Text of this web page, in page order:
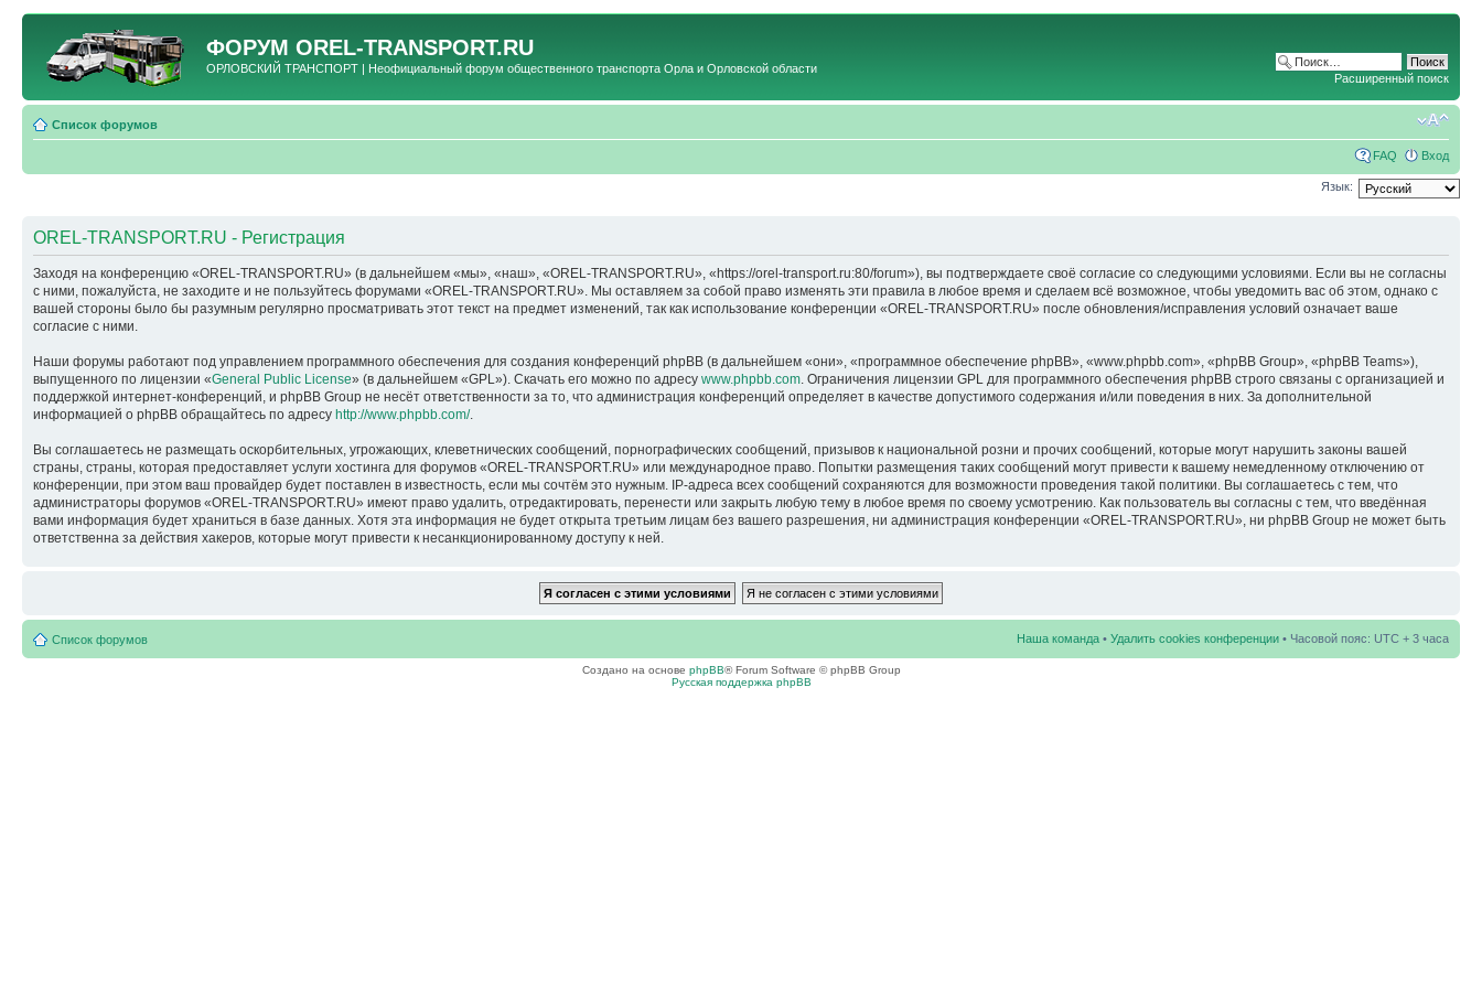
ФОРУМ OREL-TRANSPORT.RU
ОРЛОВСКИЙ ТРАНСПОРТ | Неофициальный форум общественного транспорта Орла и Орловской области
Расширенный поиск
Список форумов
FAQ Вход
Язык:
OREL-TRANSPORT.RU - Регистрация
Заходя на конференцию «OREL-TRANSPORT.RU» (в дальнейшем «мы», «наш», «OREL-TRANSPORT.RU», «https://orel-transport.ru:80/forum»), вы подтверждаете своё согласие со следующими условиями. Если вы не согласны
с ними, пожалуйста, не заходите и не пользуйтесь форумами «OREL-TRANSPORT.RU». Мы оставляем за собой право изменять эти правила в любое время и сделаем всё возможное, чтобы уведомить вас об этом, однако с
вашей стороны было бы разумным регулярно просматривать этот текст на предмет изменений, так как использование конференции «OREL-TRANSPORT.RU» после обновления/исправления условий означает ваше
согласие с ними.
Наши форумы работают под управлением программного обеспечения для создания конференций phpBB (в дальнейшем «они», «программное обеспечение phpBB», «www.phpbb.com», «phpBB Group», «phpBB Teams»),
выпущенного по лицензии «General Public License» (в дальнейшем «GPL»). Скачать его можно по адресу www.phpbb.com. Ограничения лицензии GPL для программного обеспечения phpBB строго связаны с организацией и
поддержкой интернет-конференций, и phpBB Group не несёт ответственности за то, что администрация конференций определяет в качестве допустимого содержания и/или поведения в них. За дополнительной
информацией о phpBB обращайтесь по адресу http://www.phpbb.com/.
Вы соглашаетесь не размещать оскорбительных, угрожающих, клеветнических сообщений, порнографических сообщений, призывов к национальной розни и прочих сообщений, которые могут нарушить законы вашей
страны, страны, которая предоставляет услуги хостинга для форумов «OREL-TRANSPORT.RU» или международное право. Попытки размещения таких сообщений могут привести к вашему немедленному отключению от
конференции, при этом ваш провайдер будет поставлен в известность, если мы сочтём это нужным. IP-адреса всех сообщений сохраняются для возможности проведения такой политики. Вы соглашаетесь с тем, что
администраторы форумов «OREL-TRANSPORT.RU» имеют право удалить, отредактировать, перенести или закрыть любую тему в любое время по своему усмотрению. Как пользователь вы согласны с тем, что введённая
вами информация будет храниться в базе данных. Хотя эта информация не будет открыта третьим лицам без вашего разрешения, ни администрация конференции «OREL-TRANSPORT.RU», ни phpBB Group не может быть
ответственна за действия хакеров, которые могут привести к несанкционированному доступу к ней.
Список форумов Наша команда • Удалить cookies конференции • Часовой пояс: UTC + 3 часа
Создано на основе phpBB® Forum Software © phpBB Group
Русская поддержка phpBB